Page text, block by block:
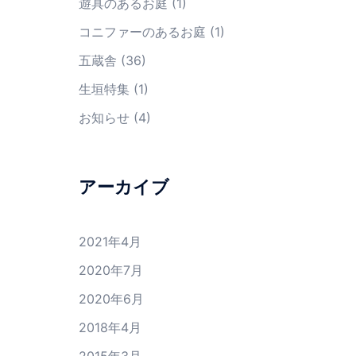
コニファーのあるお庭 (1)
五蔵舎 (36)
生垣特集(1)
お知らせ(4)
アーカイブ
2021年4月
2020年7月
2020年6月
2018年4月